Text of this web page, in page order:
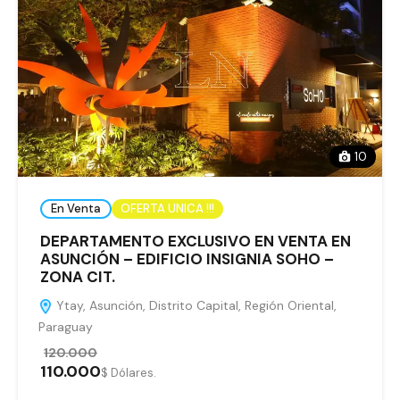
10
En Venta OFERTA UNICA !!!
DEPARTAMENTO EXCLUSIVO EN VENTA EN
ASUNCIÓN – EDIFICIO INSIGNIA SOHO –
ZONA CIT.
Ytay, Asunción, Distrito Capital, Región Oriental,
Paraguay
110.000
120.000
$ Dólares.